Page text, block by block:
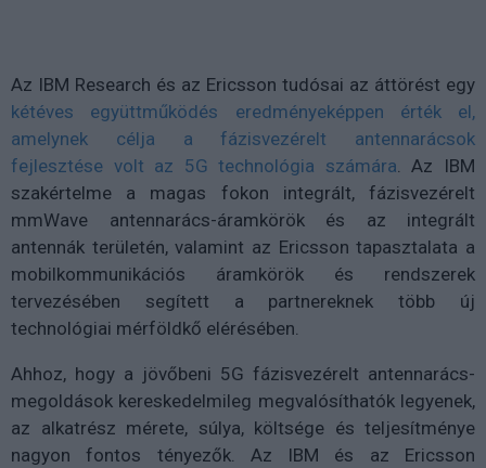
Az IBM Research és az Ericsson tudósai az áttörést egy
kétéves együttműködés eredményeképpen érték el,
amelynek célja a fázisvezérelt antennarácsok
fejlesztése volt az 5G technológia számára. Az IBM
szakértelme a magas fokon integrált, fázisvezérelt
mmWave antennarács-áramkörök és az integrált
antennák területén, valamint az Ericsson tapasztalata a
mobilkommunikációs áramkörök és rendszerek
tervezésében segített a partnereknek több új
technológiai mérföldkő elérésében.
Ahhoz, hogy a jövőbeni 5G fázisvezérelt antennarács-
megoldások kereskedelmileg megvalósíthatók legyenek,
az alkatrész mérete, súlya, költsége és teljesítménye
nagyon fontos tényezők. Az IBM és az Ericsson